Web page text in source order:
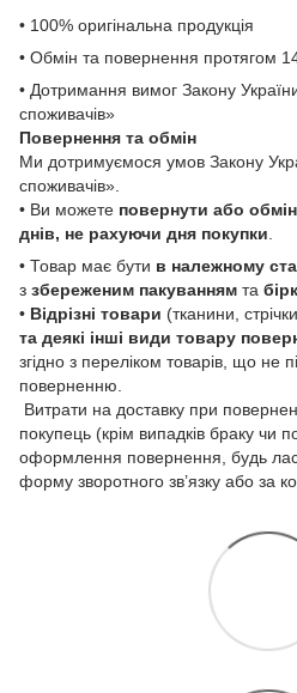
• 100% оригінальна продукція
• Обмін та повернення протягом
• Дотримання вимог Закону
споживачів»
Повернення та обмін
Ми дотримуємося умов Закону
споживачів».
• Ви можете повернути або
днів, не рахуючи дня покупки
• Товар має бути в належному
з збереженим пакуванням та
• Відрізні товари (тканини,
та деякі інші види товару
згідно з переліком товарів, що не
поверненню.
Витрати на доставку при
покупець (крім випадків браку чи
оформлення повернення, будь
форму зворотного зв’язку або за